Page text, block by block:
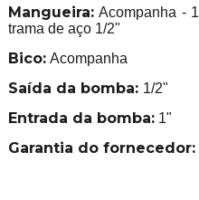
Mangueira:Acompanha -
trama de aço 1/2"
Bico:Acompanha
Saída da bomba: 1/2"
Entrada da bomba:1"
Garantia do fornecedor: